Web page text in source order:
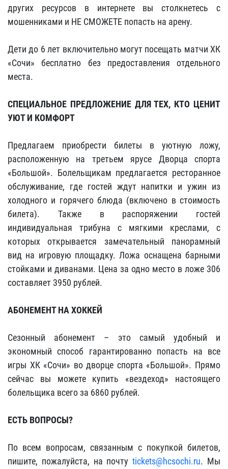
других ресурсов в интернете вы столкнетесь с
мошенниками и НЕ СМОЖЕТЕ попасть на арену.
Дети до 6 лет включительно могут посещать матчи ХК
«Сочи» бесплатно без предоставления отдельного
места.
СПЕЦИАЛЬНОЕ ПРЕДЛОЖЕНИЕ ДЛЯ ТЕХ, КТО ЦЕНИТ
УЮТ И КОМФОРТ
Предлагаем приобрести билеты в уютную ложу,
расположенную на третьем ярусе Дворца спорта
«Большой». Болельщикам предлагается ресторанное
обслуживание, где гостей ждут напитки и ужин из
холодного и горячего блюда (включено в стоимость
билета). Также в распоряжении гостей
индивидуальная трибуна с мягкими креслами, с
которых открывается замечательный панорамный
вид на игровую площадку. Ложа оснащена барными
стойками и диванами. Цена за одно место в ложе 306
составляет 3950 рублей.
АБОНЕМЕНТ НА ХОККЕЙ
Сезонный абонемент – это самый удобный и
экономный способ гарантированно попасть на все
игры ХК «Сочи» во дворце спорта «Большой». Прямо
сейчас вы можете купить «вездеход» настоящего
болельщика всего за 6860 рублей.
ЕСТЬ ВОПРОСЫ?
По всем вопросам, связанным с покупкой билетов,
пишите, пожалуйста, на почтуtickets@hcsochi.ru. Мы